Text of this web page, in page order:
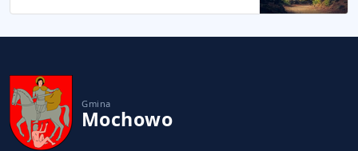
Gmina
Mochowo